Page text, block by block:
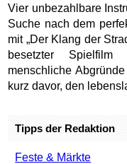
Vier unbezahlbare
Suche nach dem
mit „Der Klang der
besetzter
menschliche
kurz davor, den
Tipps der Redaktion
Feste & Märkte